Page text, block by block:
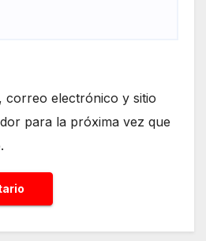
correo electrónico y sitio
para la próxima vez que